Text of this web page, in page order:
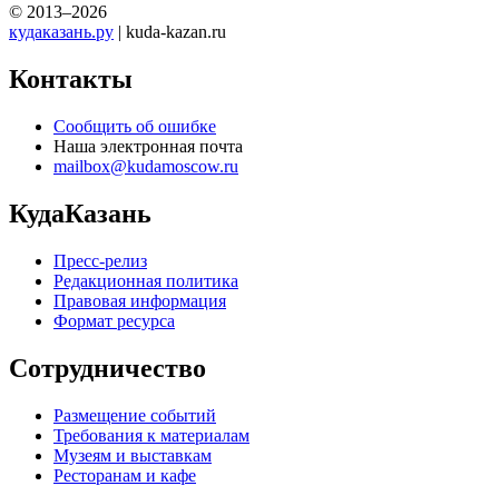
© 2013–2026
кудаказань.ру | kuda-kazan.ru
Контакты
Сообщить об ошибке
Наша электронная почта
mailbox@kudamoscow.ru
КудаКазань
Пресс-релиз
Редакционная политика
Правовая информация
Формат ресурса
Сотрудничество
Размещение событий
Требования к материалам
Музеям и выставкам
Ресторанам и кафе